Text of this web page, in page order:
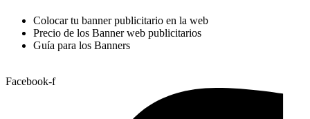
Colocar tu banner publicitario en la web
Precio de los Banner web publicitarios
Guía para los Banners
Facebook-f